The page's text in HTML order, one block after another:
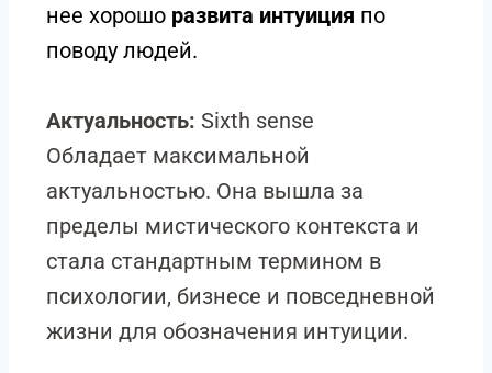
нее хорошо развита интуиция по
поводу людей.
Актуальность: Sixth sense
Обладает максимальной
актуальностью. Она вышла за
пределы мистического контекста и
стала стандартным термином в
психологии, бизнесе и повседневной
жизни для обозначения интуиции.